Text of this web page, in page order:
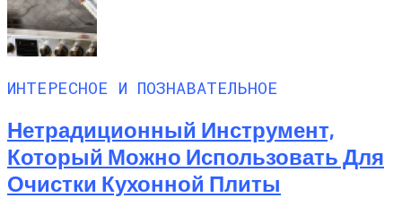
ИНТЕРЕСНОЕ И ПОЗНАВАТЕЛЬНОЕ
Нетрадиционный Инструмент,
Который Можно Использовать Для
Очистки Кухонной Плиты